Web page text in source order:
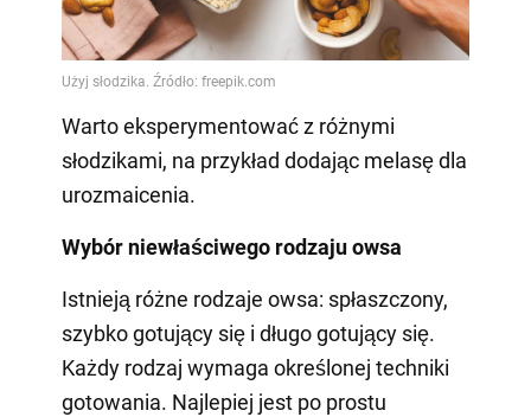
Warto eksperymentować z różnymi
słodzikami, na przykład dodając melasę dla
urozmaicenia.
Wybór niewłaściwego rodzaju owsa
Istnieją różne rodzaje owsa: spłaszczony,
szybko gotujący się i długo gotujący się.
Każdy rodzaj wymaga określonej techniki
gotowania. Najlepiej jest po prostu